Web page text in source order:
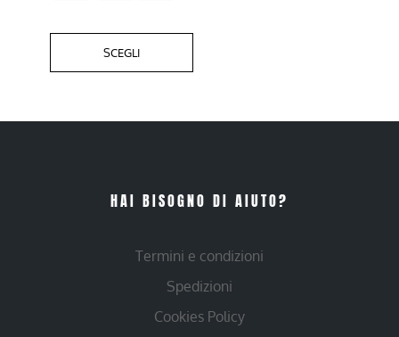
SCEGLI
HAI BISOGNO DI AIUTO?
Termini e condizioni
Spedizioni
Cookies Policy